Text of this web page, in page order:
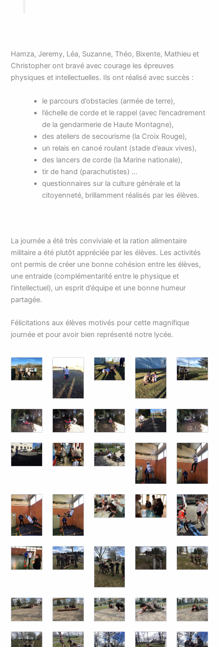
Hamza, Jeremy, Léa, Suzanne, Théo, Bixente, Mathieu et
Christopher ont bravé avec courage les épreuves
physiques et intellectuelles. Ils ont réalisé avec succès :
le parcours d’obstacles (armée de terre),
l’échelle de corde et le rappel (avec l’encadrement
de la gendarmerie de Haute Montagne),
des ateliers de secourisme (la Croix Rouge),
un relais en canoé roulant (stade d’eaux vives),
des lancers de corde (la Marine nationale),
tir de hand (parachutistes) …
questionnaires sur la culture générale et la
citoyenneté, brillamment réalisés par les élèves.
La journée a été très conviviale et la ration alimentaire
militaire a été plutôt appréciée par les élèves. Les activités
ont permis de créer une bonne cohésion entre les élèves,
une entraide (complémentarité entre le physique et
l’intellectuel), un esprit d’équipe et une bonne humeur
partagée.
Félicitations aux élèves motivés pour cette magnifique
journée et pour avoir bien représenté notre lycée.